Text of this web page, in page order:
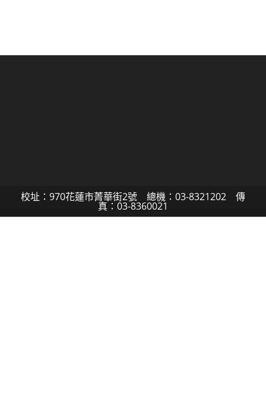
校址：970花蓮市菁華街2號 總機：03-8321202 傳
真：03-8360021